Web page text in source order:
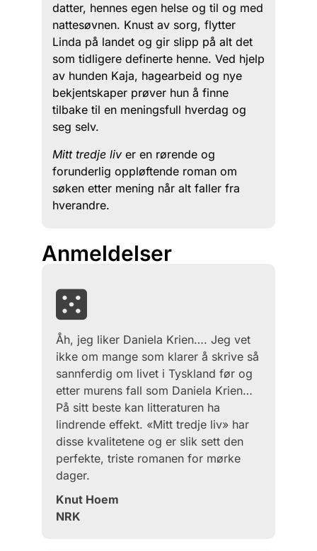
datter, hennes egen helse og til og med
nattesøvnen. Knust av sorg, flytter
Linda på landet og gir slipp på alt det
som tidligere definerte henne. Ved hjelp
av hunden Kaja, hagearbeid og nye
bekjentskaper prøver hun å finne
tilbake til en meningsfull hverdag og
seg selv.
Mitt tredje liv er en rørende og
forunderlig oppløftende roman om
søken etter mening når alt faller fra
hverandre.
Anmeldelser
Åh, jeg liker Daniela Krien…. Jeg vet
ikke om mange som klarer å skrive så
sann­ferdig om livet i Tyskland før og
etter murens fall som Daniela Krien…
På sitt beste kan litteraturen ha
lindrende effekt. «Mitt tredje liv» har
disse kvalitetene og er slik sett den
perfekte, triste romanen for mørke
dager.
Knut Hoem
NRK